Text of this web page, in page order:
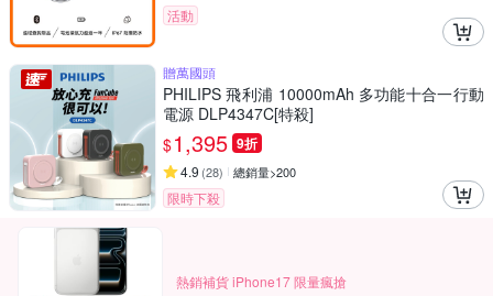
活動
贈萬國頭
PHILIPS 飛利浦 10000mAh 多功能十合一行動
電源 DLP4347C[特殺]
$1,395 9折
4.9 (28) 總銷量>200
限時下殺
熱銷補貨 iPhone17 限量瘋搶